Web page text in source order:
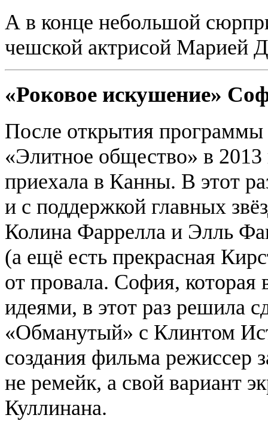
А в конце небольшой
чешской актрисой Марией
«Роковое искушение»
После открытия
«Элитное общество» в
приехала в Канны. В этот
и с поддержкой главных
Колина Фаррелла и Элль
(а ещё есть прекрасная
от провала. София, которая
идеями, в этот раз решила
«Обманутый» с Клинтом
создания фильма режиссер
не ремейк, а свой вариант
Куллинана.